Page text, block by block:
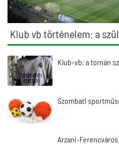
Klub vb történelem: a
Klub-vb: a tornán
Szombati
Arzani-